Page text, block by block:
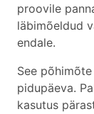
proovile
läbimõeldud
endale.
See
pidupäeva.
kasutus